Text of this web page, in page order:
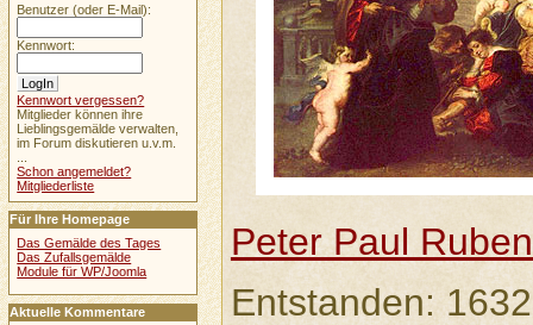
Peter Paul
Entstanden: 1632
Benutzer (oder E-Mail):
Kennwort:
Kennwort vergessen?
Mitglieder können ihre
Lieblingsgemälde verwalten,
im Forum diskutieren u.v.m.
Schon angemeldet?
Mitgliederliste
Für Ihre Homepage
Das Gemälde des Tages
Das Zufallsgemälde
Module für WP/Joomla
Aktuelle Kommentare